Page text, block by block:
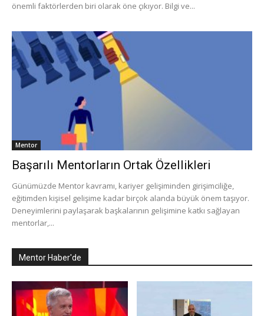
önemli faktörlerden biri olarak öne çıkıyor. Bilgi ve...
Mentor
Başarılı Mentorların Ortak Özellikleri
Günümüzde Mentor kavramı, kariyer gelişiminden girişimciliğe,
eğitimden kişisel gelişime kadar birçok alanda büyük önem taşıyor.
Deneyimlerini paylaşarak başkalarının gelişimine katkı sağlayan
mentorlar,...
Mentor Haber'de